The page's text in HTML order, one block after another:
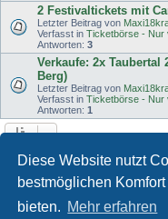
Diese Website nutzt
bestmöglichen
bieten. Mehr erfahren
2 Festivaltickets mit
Letzter Beitrag von
Verfasst in Ticketbörse - Nur
Antworten: 3
Verkaufe: 2x Taubertal
Berg)
Letzter Beitrag von
Verfasst in Ticketbörse - Nur
Antworten: 1
Tauberplanscher-Forum.de